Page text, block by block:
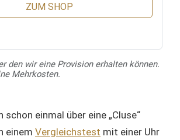
ZUM SHOP
den wir eine Provision erhalten können.
Mehrkosten.
einmal über eine „Cluse“
einem Vergleichstest mit einer Uhr